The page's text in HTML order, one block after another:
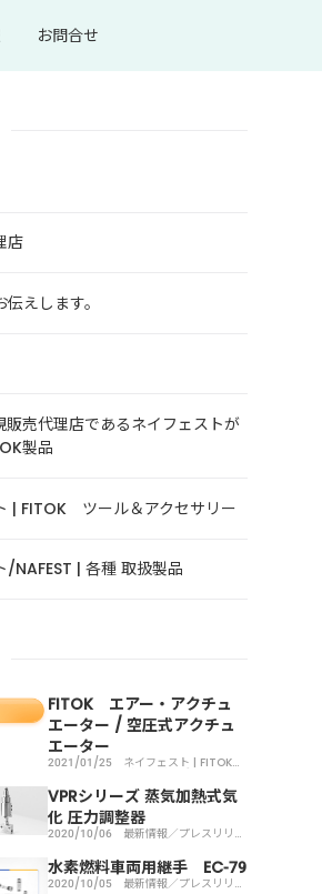
お問合せ
店
えします。
販売代理店であるネイフェストが
製品
| FITOK ツール＆アクセサリー
/NAFEST | 各種 取扱製品
FITOK エアー・アクチュ
エーター / 空圧式アクチュ
エーター
2021/01/25 ネイフェスト | FITOK
ボールバルブ
VPRシリーズ 蒸気加熱式気
化 圧力調整器
2020/10/06 最新情報／プレスリリー
水素燃料車両用継手 EC-79
2020/10/05 最新情報／プレスリリー